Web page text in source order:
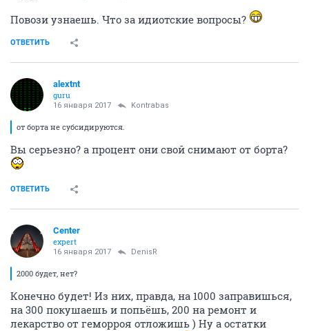
Повози узнаешь. Что за идиотские вопросы?
ОТВЕТИТЬ
alextnt
guru
16 января 2017 Kontrabas
от борта не субсидируются.
Вы серьезно? а процент они свой снимают от борта?
ОТВЕТИТЬ
Center
expert
16 января 2017 DenisR
2000 будет, нет?
Конечно будет! Из них, правда, на 1000 заправишься,
на 300 покушаешь и попьёшь, 200 на ремонт и
лекарство от геморроя отложишь ) Ну а остатки